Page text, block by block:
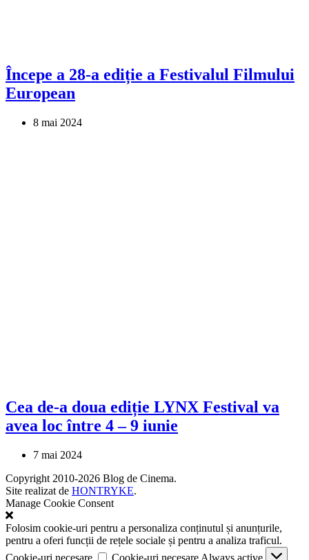
Începe a 28-a ediție a Festivalul Filmului
European
8 mai 2024
Cea de-a doua ediție LYNX Festival va
avea loc între 4 – 9 iunie
7 mai 2024
Copyright 2010-2026 Blog de Cinema.
Site realizat de HONTRYKE.
Manage Cookie Consent
Folosim cookie-uri pentru a personaliza conținutul și anunțurile,
pentru a oferi funcții de rețele sociale și pentru a analiza traficul.
Cookie-uri necesare
Cookie-uri necesare Always active